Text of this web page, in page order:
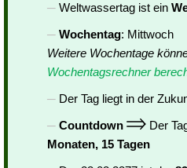
Weltwassertag ist ein
Wochentag: Mittwoch
Weitere Wochentage
Wochentagsrechner
Der Tag liegt in der
Countdown
Der
Monaten, 15 Tagen